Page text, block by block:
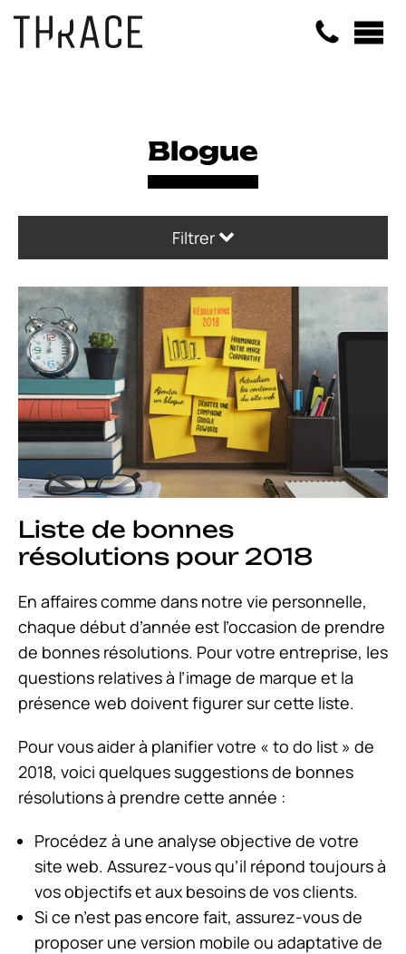
Blogue
Filtrer
Liste de bonnes
résolutions pour 2018
En affaires comme dans notre vie personnelle,
chaque début d’année est l’occasion de prendre
de bonnes résolutions. Pour votre entreprise, les
questions relatives à l’image de marque et la
présence web doivent figurer sur cette liste.
Pour vous aider à planifier votre « to do list » de
2018, voici quelques suggestions de bonnes
résolutions à prendre cette année :
Procédez à une analyse objective de votre
site web. Assurez-vous qu’il répond toujours à
vos objectifs et aux besoins de vos clients.
Si ce n’est pas encore fait, assurez-vous de
proposer une version mobile ou adaptative de